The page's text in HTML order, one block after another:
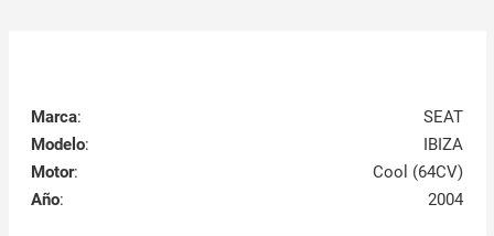
Marca:
SEAT
Modelo:
IBIZA
Motor:
Cool (64CV)
Año: 2004